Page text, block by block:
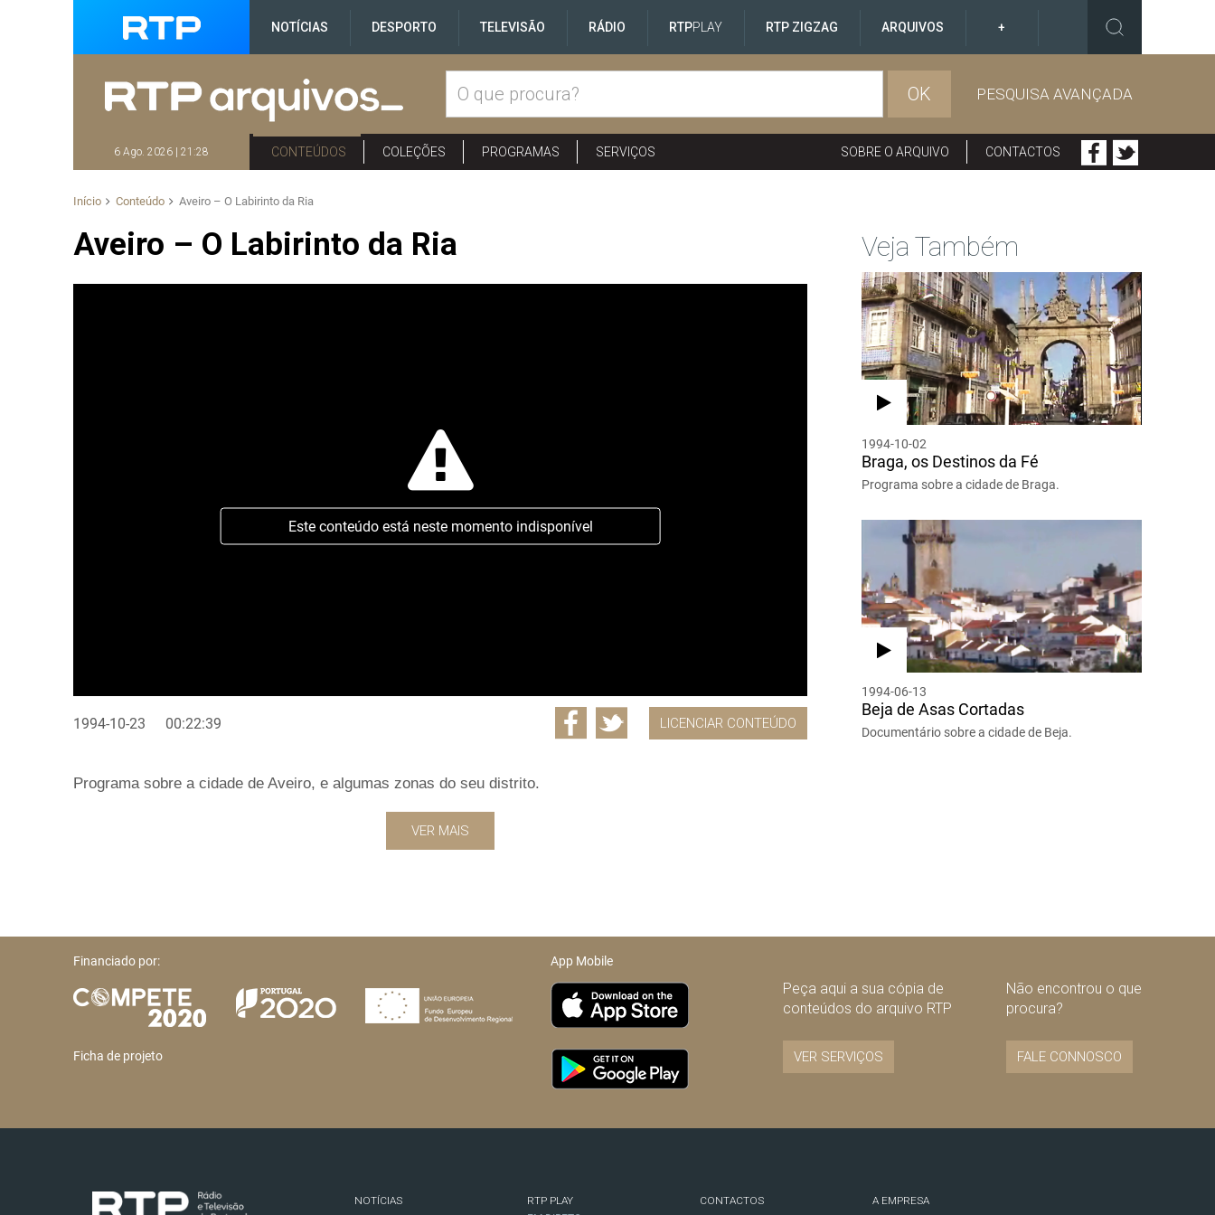
NOTÍCIAS DESPORTO TELEVISÃO RÁDIO RTPPLAY RTP ZIGZAG ARQUIVOS +
OK PESQUISA AVANÇADA
6 Ago. 2026 | 21:28 CONTEÚDOS COLEÇÕES PROGRAMAS SERVIÇOS SOBRE O ARQUIVO CONTACTOS
Início Conteúdo Aveiro – O Labirinto da Ria
Aveiro – O Labirinto da Ria
Este conteúdo está neste momento indisponível
1994-10-23 00:22:39 LICENCIAR CONTEÚDO
Programa sobre a cidade de Aveiro, e algumas zonas do seu distrito.
VER MAIS
Veja Também
1994-10-02
Braga, os Destinos da Fé
Programa sobre a cidade de Braga.
1994-06-13
Beja de Asas Cortadas
Documentário sobre a cidade de Beja.
Financiado por:
Ficha de projeto
App Mobile
Peça aqui a sua cópia de
conteúdos do arquivo RTP
VER SERVIÇOS
Não encontrou o que
procura?
FALE CONNOSCO
NOTÍCIAS
RTP PLAY
CONTACTOS
A EMPRESA